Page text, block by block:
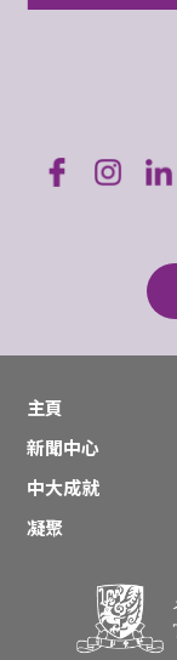
主頁
新聞中心
中大成就
凝聚